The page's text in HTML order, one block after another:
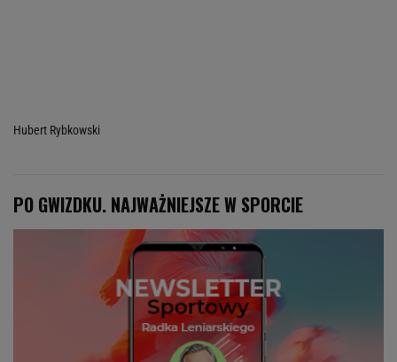
Hubert Rybkowski